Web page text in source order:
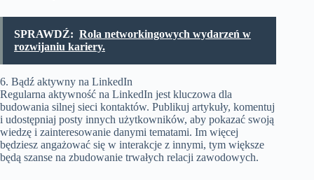
SPRAWDŹ: Rola networkingowych wydarzeń w
rozwijaniu kariery.
6. Bądź aktywny na LinkedIn
Regularna aktywność na LinkedIn jest kluczowa dla
budowania silnej sieci kontaktów. Publikuj artykuły, komentuj
i udostępniaj posty innych użytkowników, aby pokazać swoją
wiedzę i zainteresowanie danymi tematami. Im więcej
będziesz angażować się w interakcje z innymi, tym większe
będą szanse na zbudowanie trwałych relacji zawodowych.